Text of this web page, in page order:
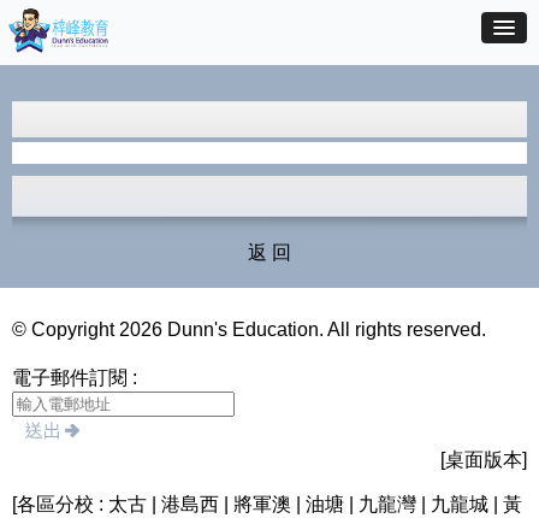
返 回
© Copyright 2026 Dunn's Education. All rights reserved.
電子郵件訂閱 :
[桌面版本]
[各區分校 : 太古 | 港島西 | 將軍澳 | 油塘 | 九龍灣 | 九龍城 | 黃